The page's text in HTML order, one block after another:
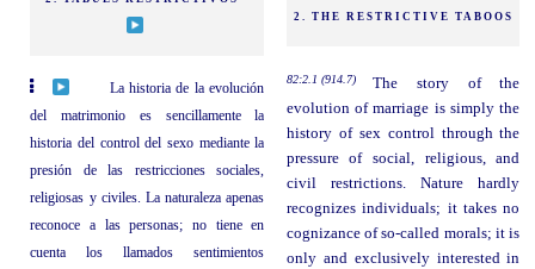
2. THE RESTRICTIVE TABOOS
La historia de la evolución
del matrimonio es sencillamente la
historia del control del sexo mediante la
presión de las restricciones sociales,
religiosas y civiles. La naturaleza apenas
reconoce a las personas; no tiene en
cuenta los llamados sentimientos
82:2.1 (914.7)
The story of the
evolution of marriage is simply the
history of sex control through the
pressure of social, religious, and
civil restrictions. Nature hardly
recognizes individuals; it takes no
cognizance of so-called morals; it is
only and exclusively interested in